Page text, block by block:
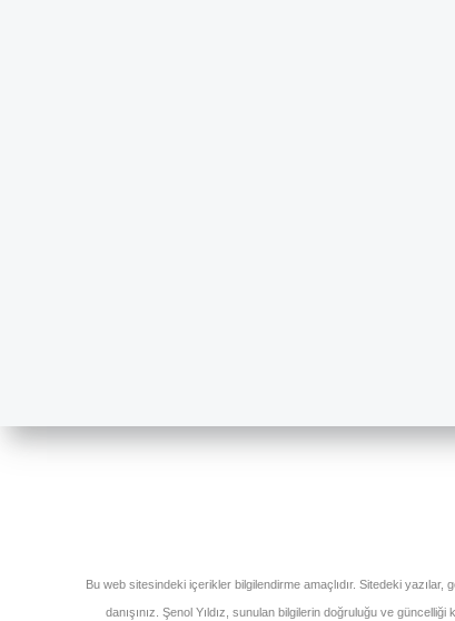
Bu web sitesindeki içerikler bilgilendirme amaçlıdır. Sitedeki
danışınız. Şenol Yıldız, sunulan bilgilerin doğruluğu ve